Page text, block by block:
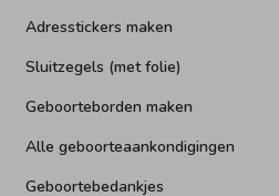
Adresstickers maken
Sluitzegels (met folie)
Geboorteborden maken
Alle geboorteaankondigingen
Geboortebedankjes